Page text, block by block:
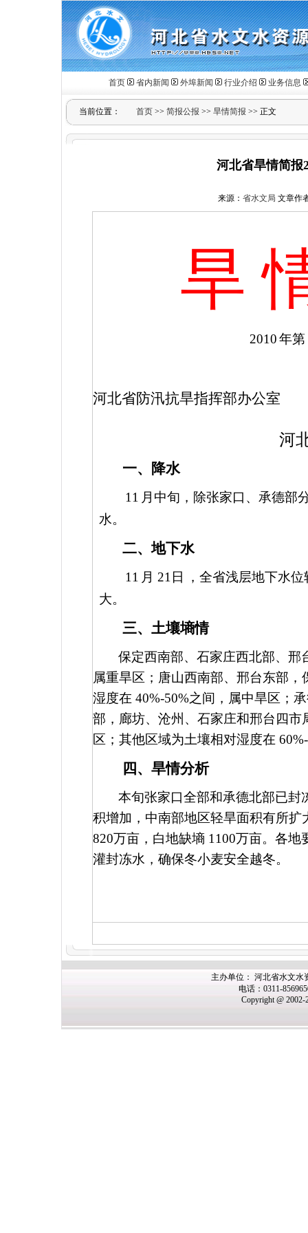
首页 省内新闻 外埠新闻 行业介绍 业务信息
当前位置： 首页 >> 简报公报 >> 旱情简报 >> 正文
河北省旱情简报
来源： 省水文局 文章作
旱
2010年第
河北省防汛抗旱指挥部办公室
河
一、降水
11 月中旬，除张家口、承德部
水。
二、地下水
11 月 21 日
，全省浅层地下水
大。
三、土壤墒情
保定西南部、石家庄西北部、
属重旱区；唐山西南部、邢台东部
湿度在 40%-50%之间，属中旱区；
部，廊坊、沧州、石家庄和邢台四
区；其他区域为土壤相对湿度在
四、旱情分析
本旬张家口全部和承德北部已
积增加，中南部地区轻旱面积有所
820万亩，白地缺墒 1100万亩。各地
灌封冻水，确保冬小麦安全越冬。
主办单位： 河北省水文水
电话：0311-
Copyright @ 2002-